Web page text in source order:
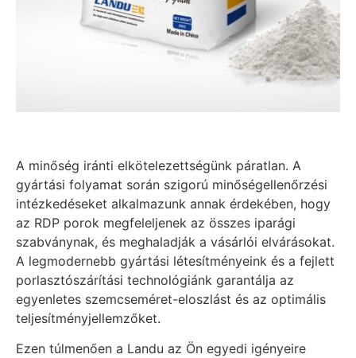
A minőség iránti elkötelezettségünk páratlan. A
gyártási folyamat során szigorú minőségellenőrzési
intézkedéseket alkalmazunk annak érdekében, hogy
az RDP porok megfeleljenek az összes iparági
szabványnak, és meghaladják a vásárlói elvárásokat.
A legmodernebb gyártási létesítményeink és a fejlett
porlasztószárítási technológiánk garantálja az
egyenletes szemcseméret-eloszlást és az optimális
teljesítményjellemzőket.
Ezen túlmenően a Landu az Ön egyedi igényeire